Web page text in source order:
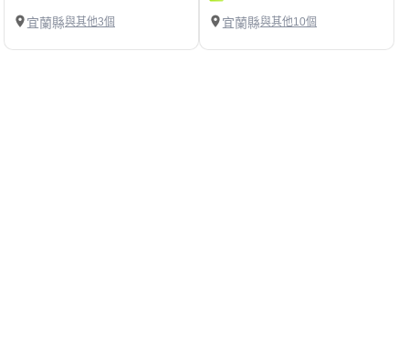
宜蘭縣與其他3個 宜蘭縣與其他10個